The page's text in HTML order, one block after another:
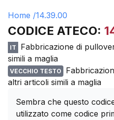
Home /14.39.00
CODICE ATECO:
IT
Fabbricazione di
simili a maglia
VECCHIO TESTO
altri articoli simili a maglia
Sembra che questo
utilizzato come codice